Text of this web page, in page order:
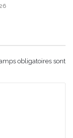
obligatoires sont